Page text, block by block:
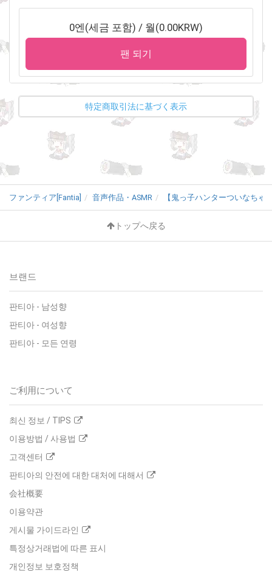
創作、自作発言、販売等は不可）。
・#ついなちゃんの友達 を名乗ることができますw
・その他の特典も順次追加予定！
※漫画やイラストは、このファンティアにおけるボイスドラマプロ
ジェクトのおまけコンテンツであり、毎月の配信を約束するもの
ではありません。念のため。
0엔(세금 포함) / 월(0.00KRW)
팬 되기
特定商取引法に基づく表示
ファンティア[Fantia] 音声作品・ASMR 【鬼っ子ハンターついなち
トップへ戻る
브랜드
판티아 - 남성향
판티아 - 여성향
판티아 - 모든 연령
ご利用について
최신 정보 / TIPS
이용방법 / 사용법
고객센터
판티아의 안전에 대한 대처에 대해서
会社概要
이용약관
게시물 가이드라인
특정상거래법에 따른 표시
개인정보 보호정책